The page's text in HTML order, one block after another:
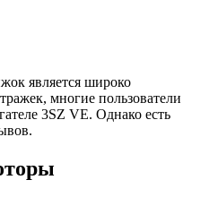
является широко
многие пользователи
3SZ VE. Однако есть